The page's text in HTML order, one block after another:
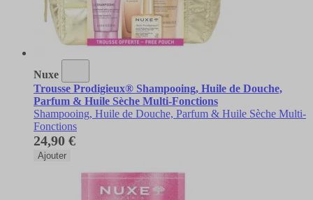
Nuxe
Trousse Prodigieux® Shampooing, Huile de Douche,
Parfum & Huile Sèche Multi-Fonctions
Shampooing, Huile de Douche, Parfum & Huile Sèche Multi-
Fonctions
24,90 €
Ajouter